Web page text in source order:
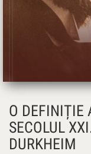
O DEFINIȚIE
SECOLUL
DURKHEIM